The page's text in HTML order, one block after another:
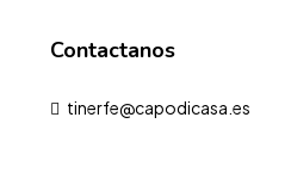
Contactanos
tinerfe@capodicasa.es